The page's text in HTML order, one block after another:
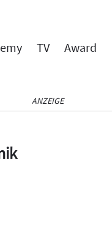
TV Award
ANZEIGE